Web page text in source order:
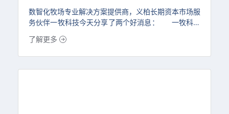
数智化牧场专业解决方案提供商，义柏长期资本市场服
务伙伴一牧科技今天分享了两个好消息： 一牧科技
的奶牛提质增效关键技术示范与推广”项目荣获2019-
2021年度全国农牧渔业丰收奖一等奖。 “全国农牧
了解更多